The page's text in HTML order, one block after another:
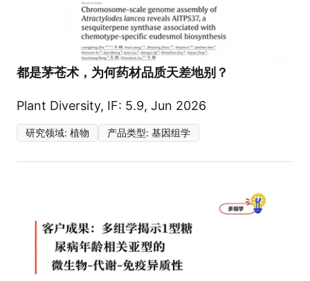
都是茅苍术，为何药材品质天差地别？
Plant Diversity, IF: 5.9, Jun 2026
研究领域: 植物 产品类型: 基因组学